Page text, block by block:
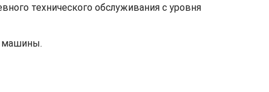
технического обслуживания с уровня
машины.